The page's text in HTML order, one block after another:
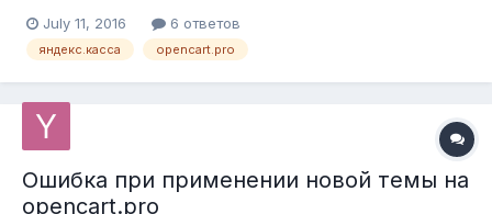
работает кнопка "ПРОДОЛЖИТЬ". Пункт Яндекс касса
должен потом появиться в КАНАЛАХ ПРОДВИЖЕНИЯ - но не
July 11, 2016 6 ответов
яндекс.касса opencart.pro
Ошибка при применении новой темы на
opencart.pro